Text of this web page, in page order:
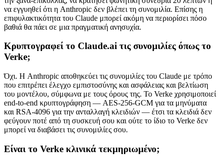
να εγγυηθεί ότι η Anthropic δεν βλέπει τη συνομιλία. Επίσης η
επιφυλακτικότητα του Claude μπορεί ακόμη να περιορίσει πόσο
βαθιά θα πάει σε μια πραγματική ανησυχία.
Κρυπτογραφεί το Claude.ai τις συνομιλίες όπως το
Verke;
Όχι. Η Anthropic αποθηκεύει τις συνομιλίες του Claude με τρόπο
που επιτρέπει έλεγχο εμπιστοσύνης και ασφάλειας και βελτίωση
του μοντέλου, σύμφωνα με τους όρους της. Το Verke χρησιμοποιεί
end-to-end κρυπτογράφηση — AES-256-GCM για τα μηνύματα
και RSA-4096 για την ανταλλαγή κλειδιών — έτσι τα κλειδιά δεν
φεύγουν ποτέ από τη συσκευή σου και ούτε το ίδιο το Verke δεν
μπορεί να διαβάσει τις συνομιλίες σου.
Είναι το Verke κλινικά τεκμηριωμένο;